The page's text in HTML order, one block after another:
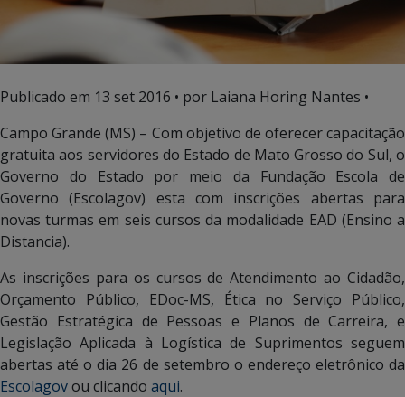
Publicado em 13 set 2016 • por Laiana Horing Nantes •
Campo Grande (MS) – Com objetivo de oferecer capacitação
gratuita aos servidores do Estado de Mato Grosso do Sul, o
Governo do Estado por meio da Fundação Escola de
Governo (Escolagov) esta com inscrições abertas para
novas turmas em seis cursos da modalidade EAD (Ensino a
Distancia).
As inscrições para os cursos de Atendimento ao Cidadão,
Orçamento Público, EDoc-MS, Ética no Serviço Público,
Gestão Estratégica de Pessoas e Planos de Carreira, e
Legislação Aplicada à Logística de Suprimentos seguem
abertas até o dia 26 de setembro o endereço eletrônico da
Escolagovou clicando aqui.